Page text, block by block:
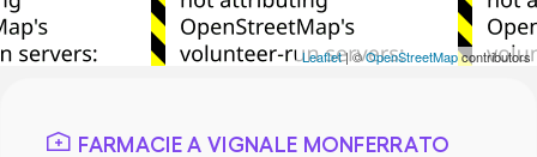
Leaflet| ©OpenStreetMapcontributors
FARMACIE A VIGNALE MONFERRATO